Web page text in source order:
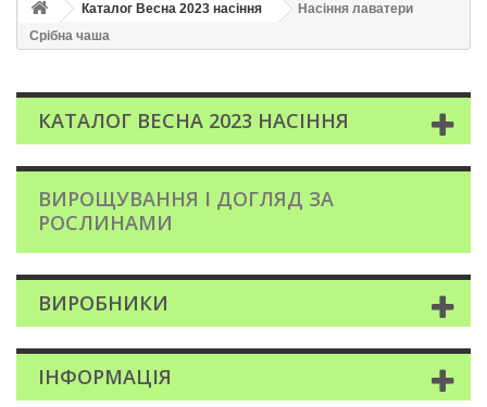
Каталог Весна 2023 насіння
Насіння лаватери
Срiбна чаша
КАТАЛОГ ВЕСНА 2023 НАСІННЯ
ВИРОЩУВАННЯ І ДОГЛЯД ЗА
РОСЛИНАМИ
ВИРОБНИКИ
ІНФОРМАЦІЯ